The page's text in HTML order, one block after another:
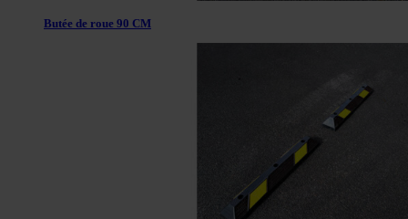
Butée de roue 90 CM